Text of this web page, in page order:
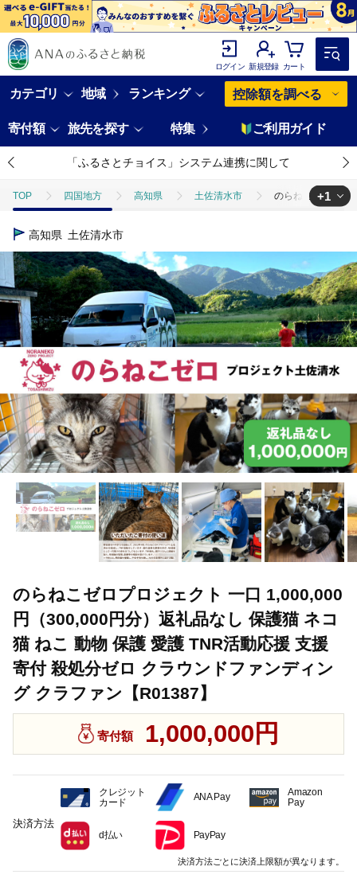
ログイン 新規登録 カート
カテゴリ 地域 ランキング 控除額を調べる
寄付額 旅先を探す 特集 ご利用ガイド
「ふるさとチョイス」システム連携に関して
TOP 四国地方 高知県 土佐清水市 のらねこゼロプロ
TOP
+1
高知県 土佐清水市
のらねこゼロプロジェクト 一口 1,000,000
円（300,000円分）返礼品なし 保護猫 ネコ
猫 ねこ 動物 保護 愛護 TNR活動応援 支援
寄付 殺処分ゼロ クラウンドファンディン
グ クラファン【R01387】
寄付額 1,000,000円
決済方法
クレジット
カード
ANA Pay
Amazon
Pay
d払い PayPay
決済方法ごとに決済上限額が異なります。